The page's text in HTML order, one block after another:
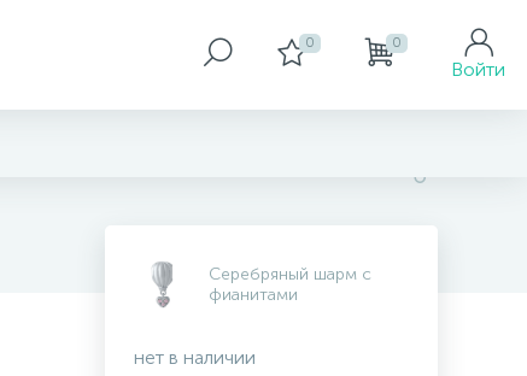
0 0
Войти
Серебряный шарм с
фианитами
нет в наличии